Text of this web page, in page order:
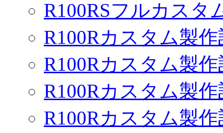
R100RSフルカスタ
R100Rカスタム製作
R100Rカスタム製作
R100Rカスタム製作
R100Rカスタム製